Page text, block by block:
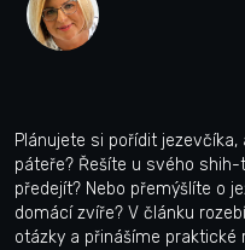
Plánujete si pořídit
páteře? Řešíte u svého
předejít? Nebo přemýšlíte o
domácí zvíře? V článku
otázky a přinášíme